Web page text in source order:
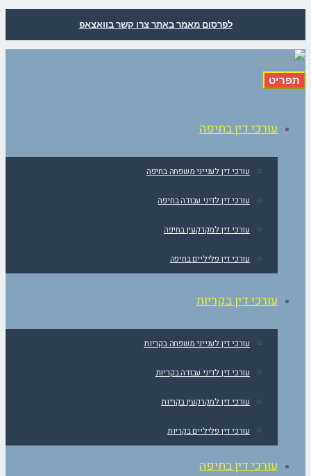
לפרסום מאמר באתר צרו קשר בוואצאפ
תפריט
עורכי דין בחיפה
עורכי דין לענייני משפחה בחיפה
עורכי דין לדיני עבודה בחיפה
עורכי דין למקרקעין בחיפה
עורכי דין פליליים בחיפה
עורכי דין בקריות
עורכי דין לענייני משפחה בקריות
עורכי דין לדיני עבודה בקריות
עורכי דין למקרקעין בקריות
עורכי דין פליליים בקריות
עורכי דין בחיפה